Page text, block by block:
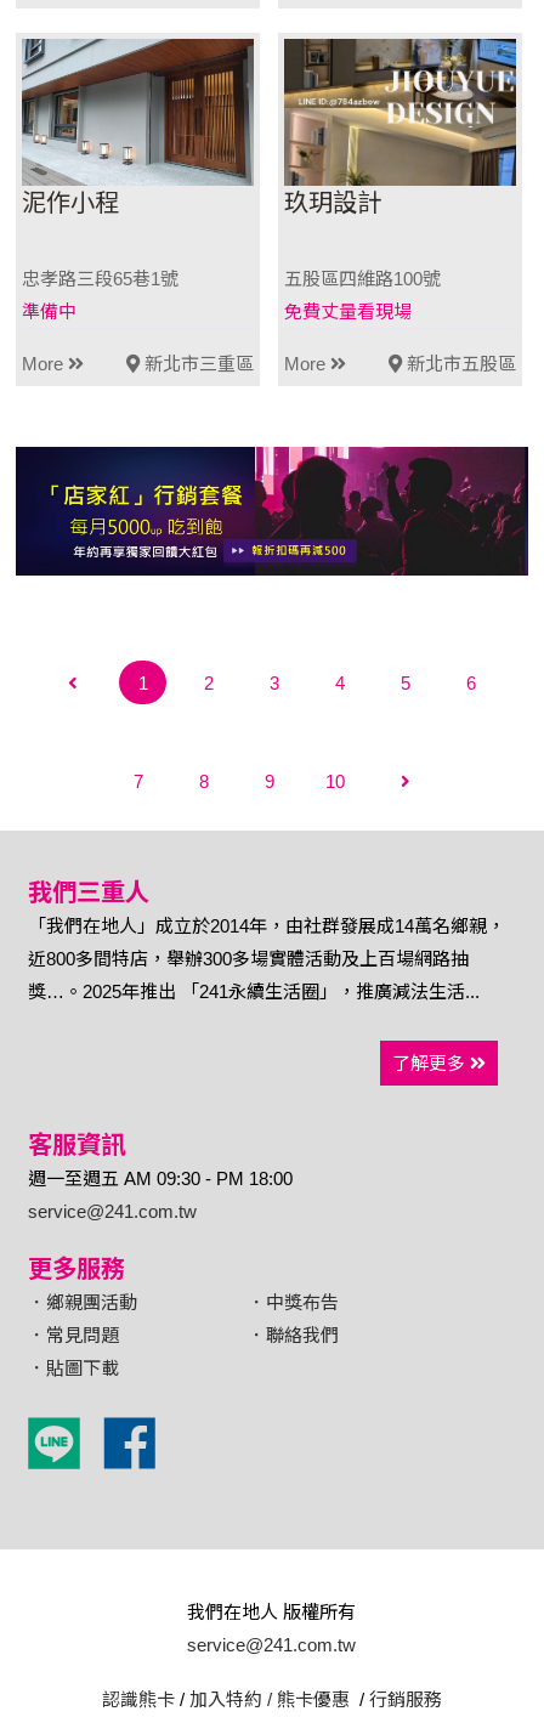
泥作小程
忠孝路三段65巷1號
準備中
新北市三重區
More
玖玥設計
五股區四維路100號
免費丈量看現場
新北市五股區
More
1 2 3 4 5 6
7 8 9 10
我們三重人
「我們在地人」成立於2014年，由社群發展成14萬名鄉親，
近800多間特店，舉辦300多場實體活動及上百場網路抽
獎…。2025年推出 「241永續生活圈」，推廣減法生活...
了解更多
客服資訊
週一至週五 AM 09:30 - PM 18:00
service@241.com.tw
更多服務
．鄉親團活動
．中獎布告
．常見問題
．聯絡我們
．貼圖下載
我們在地人 版權所有
service@241.com.tw
認識熊卡/ 加入特約 /熊卡優惠 / 行銷服務